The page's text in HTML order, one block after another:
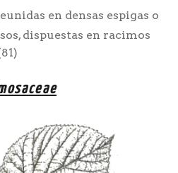
en densas espigas o
dispuestas en racimos